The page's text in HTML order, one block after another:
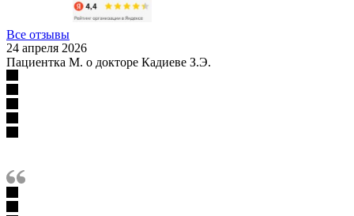
Все отзывы
24 апреля 2026
Пациентка М. о докторе Кадиеве З.Э.